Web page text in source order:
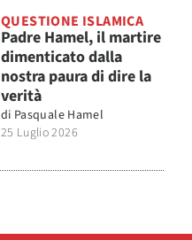
QUESTIONE ISLAMICA
Padre Hamel, il martire
dimenticato dalla
nostra paura di dire la
verità
di Pasquale Hamel
25 Luglio 2026